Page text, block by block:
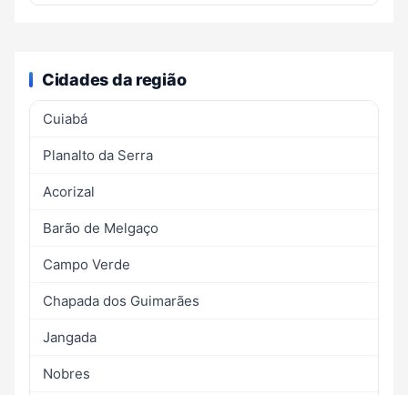
Cidades da região
Cuiabá
Planalto da Serra
Acorizal
Barão de Melgaço
Campo Verde
Chapada dos Guimarães
Jangada
Nobres